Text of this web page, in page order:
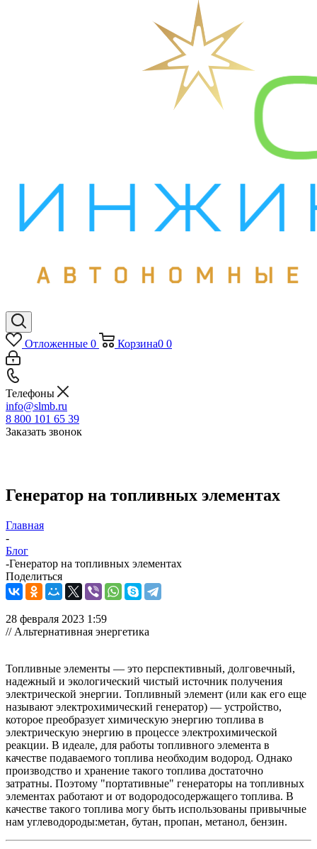
Отложенные 0 Корзина0 0
Телефоны
info@slmb.ru
8 800 101 65 39
Заказать звонок
Генератор на топливных элементах
Главная
-
Блог
-Генератор на топливных элементах
Поделиться
28 февраля 2023 1:59
// Альтернативная энергетика
Топливные элементы — это перспективный, долговечный,
надежный и экологический чистый источник получения
электрической энергии. Топливный элемент (или как его еще
называют электрохимический генератор) — устройство,
которое преобразует химическую энергию топлива в
электрическую энергию в процессе электрохимической
реакции. В идеале, для работы топливного элемента в
качестве подаваемого топлива необходим водород. Однако
производство и хранение такого топлива достаточно
затратны. Поэтому "портативные" генераторы на топливных
элементах работают и от водородосодержащего топлива. В
качестве такого топлива могу быть использованы привычные
нам углеводороды:метан, бутан, пропан, метанол, бензин.